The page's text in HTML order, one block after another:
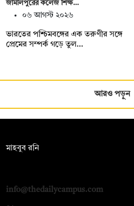
জামালপুরের কলেজ শিক্ষ…
০৬ আগস্ট ২০২৬
ভারতের পশ্চিমবঙ্গের এক তরুণীর সঙ্গে
প্রেমের সম্পর্ক গড়ে তুল…
আরও পড়ুন
মাহবুব রনি
info@thedailycampus.com